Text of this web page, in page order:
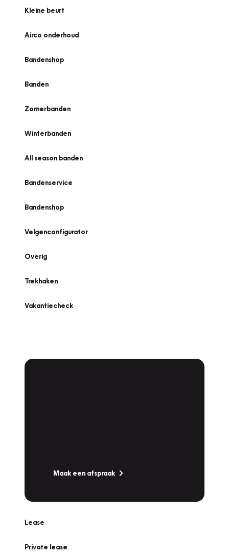
Kleine beurt
Airco onderhoud
Bandenshop
Banden
Zomerbanden
Winterbanden
All season banden
Bandenservice
Bandenshop
Velgenconfigurator
Overig
Trekhaken
Vakantiecheck
Maak een afspraak
Lease
Private lease